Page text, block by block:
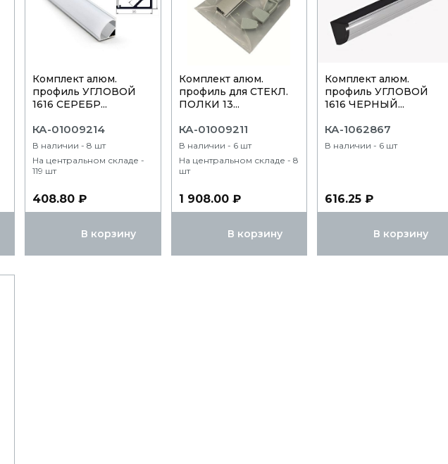
Комплект алюм.
профиль УГЛОВОЙ
1616 СЕРЕБР...
КА-01009214
В наличии - 8 шт
На центральном складе -
119 шт
408.80 ₽
В корзину
Комплект алюм.
профиль для СТЕКЛ.
ПОЛКИ 13...
КА-01009211
В наличии - 6 шт
На центральном складе - 8
шт
1 908.00 ₽
В корзину
Комплект алюм.
профиль УГЛОВОЙ
1616 ЧЕРНЫЙ...
КА-1062867
В наличии - 6 шт
616.25 ₽
В корзину